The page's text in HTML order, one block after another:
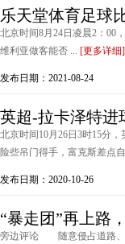
乐天堂体育足球
北京时间8月24日凌晨2：00
维利亚做客能否 ... [更多详细]
发布日期：2021-08-24
英超-拉卡泽特进
北京时间10月26日3时15分
险些吊门得手，富克斯差点
发布日期：2020-10-26
“暴走团”再上路
旁边评论 随意侵占道路、